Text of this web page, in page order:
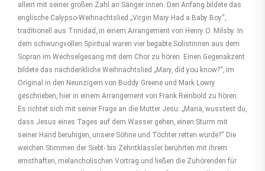
allein mit seiner großen Zahl an Sänger:innen. Den Anfang bildete das
englische Calypso-Weihnachtslied „Virgin Mary Had a Baby Boy“,
traditionell aus Trinidad, in einem Arrangement von Henry O. Milsby. In
dem schwungvollen Spiritual waren vier begabte Solistinnen aus dem
Sopran im Wechselgesang mit dem Chor zu hören. Einen Gegenakzent
bildete das nachdenkliche Weihnachtslied „Mary, did you know?“, im
Original in den Neunzigern von Buddy Greene und Mark Lowry
geschrieben, hier in einem Arrangement von Frank Reinbold zu hören.
Es richtet sich mit seiner Frage an die Mutter Jesu: „Maria, wusstest du,
dass Jesus eines Tages auf dem Wasser gehen, einen Sturm mit
seiner Hand beruhigen, unsere Söhne und Töchter retten würde?“ Die
weichen Stimmen der Siebt- bis Zehntklässler berührten mit ihrem
ernsthaften, melancholischen Vortrag und ließen die Zuhörenden für